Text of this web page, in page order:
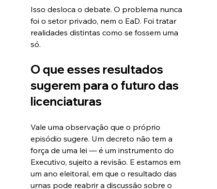
Isso desloca o debate. O problema nunca
foi o setor privado, nem o EaD. Foi tratar
realidades distintas como se fossem uma
só.
O que esses resultados
sugerem para o futuro das
licenciaturas
Vale uma observação que o próprio
episódio sugere. Um decreto não tem a
força de uma lei — é um instrumento do
Executivo, sujeito a revisão. E estamos em
um ano eleitoral, em que o resultado das
urnas pode reabrir a discussão sobre o